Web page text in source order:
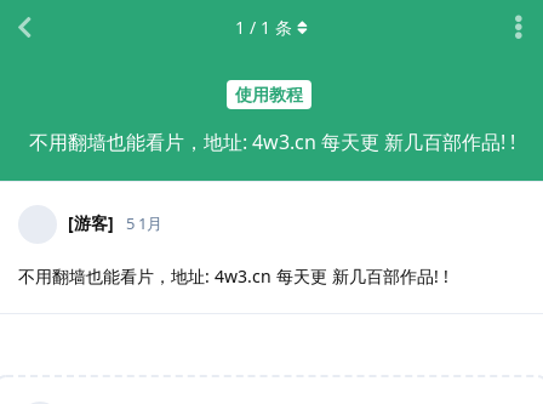
使用教程
不用翻墙也能看片，地址: 4w3.cn 每天更 新几百部作品! !
1 / 1 条
[游客] 5 1月
不用翻墙也能看片，地址: 4w3.cn 每天更 新几百部作品! !